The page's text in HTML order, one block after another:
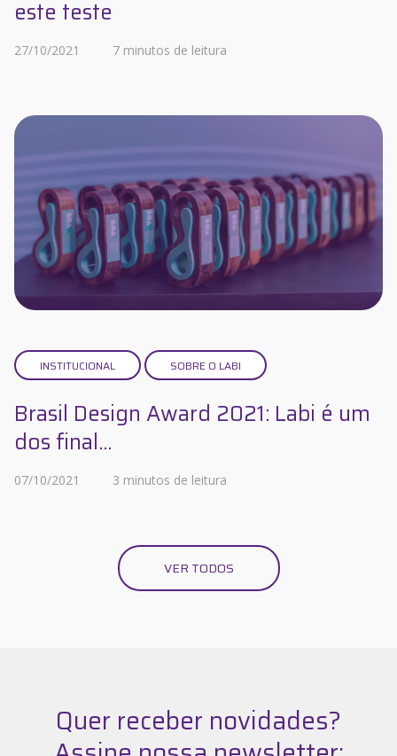
este teste
27/10/2021 7 minutos de leitura
INSTITUCIONAL SOBRE O LABI
Brasil Design Award 2021: Labi é um
dos final...
07/10/2021 3 minutos de leitura
VER TODOS
Quer receber novidades?